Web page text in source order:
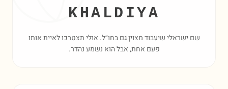
KHALDIYA
שם ישראלי שיעבוד מצוין גם בחו״ל. אולי תצטרכו לאיית אותו
פעם אחת, אבל הוא נשמע נהדר.